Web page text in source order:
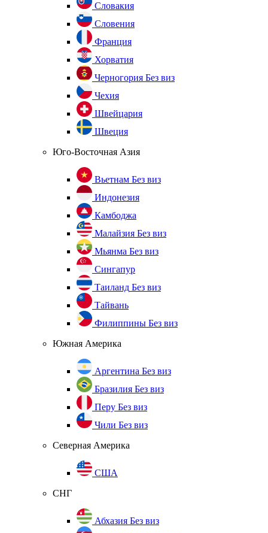
Словакия
Словения
Франция
Хорватия
Черногория Без виз
Чехия
Швейцария
Швеция
Юго-Восточная Азия
Вьетнам Без виз
Индонезия
Камбоджа
Малайзия Без виз
Мьянма Без виз
Сингапур
Таиланд Без виз
Тайвань
Филиппины Без виз
Южная Америка
Аргентина Без виз
Бразилия Без виз
Перу Без виз
Чили Без виз
Северная Америка
США
СНГ
Абхазия Без виз